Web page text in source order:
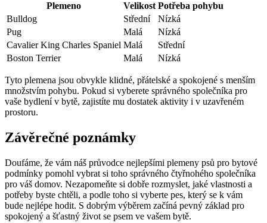
Plemeno Velikost Potřeba pohybu
Bulldog
Střední
Nízká
Pug
Malá
Nízká
Cavalier King Charles Spaniel Malá
Střední
Boston Terrier
Malá Nízká
Tyto plemena jsou obvykle klidné, přátelské a spokojené s menším
množstvím pohybu. Pokud si vyberete správného společníka pro
vaše bydlení v bytě, zajistíte mu dostatek aktivity i v uzavřeném
prostoru.
Závěrečné poznámky
Doufáme, že vám náš průvodce nejlepšími plemeny psů pro bytové
podmínky pomohl vybrat si toho správného čtyřnohého společníka
pro váš domov. Nezapomeňte si dobře rozmyslet, jaké vlastnosti a
potřeby byste chtěli, a podle toho si vyberte pes, který se k vám
bude nejlépe hodit. S dobrým výběrem začíná pevný základ pro
spokojený a šťastný život se psem ve vašem bytě.